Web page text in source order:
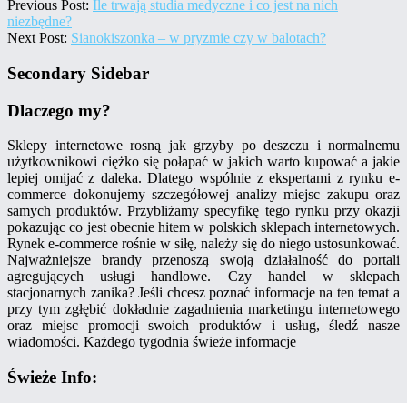
Previous Post: Ile trwają studia medyczne i co jest na nich
niezbędne?
Next Post: Sianokiszonka – w pryzmie czy w balotach?
Secondary Sidebar
Dlaczego my?
Sklepy internetowe rosną jak grzyby po deszczu i normalnemu
użytkownikowi ciężko się połapać w jakich warto kupować a jakie
lepiej omijać z daleka. Dlatego wspólnie z ekspertami z rynku e-
commerce dokonujemy szczegółowej analizy miejsc zakupu oraz
samych produktów. Przybliżamy specyfikę tego rynku przy okazji
pokazując co jest obecnie hitem w polskich sklepach internetowych.
Rynek e-commerce rośnie w siłę, należy się do niego ustosunkować.
Najważniejsze brandy przenoszą swoją działalność do portali
agregujących usługi handlowe. Czy handel w sklepach
stacjonarnych zanika? Jeśli chcesz poznać informacje na ten temat a
przy tym zgłębić dokładnie zagadnienia marketingu internetowego
oraz miejsc promocji swoich produktów i usług, śledź nasze
wiadomości. Każdego tygodnia świeże informacje
Świeże Info: